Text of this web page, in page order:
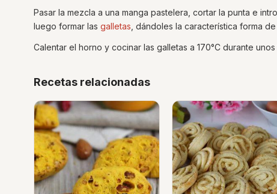
Pasar la mezcla a una manga pastelera, cortar la punta e
luego formar las galletas , dándoles la característica forma
Calentar el horno y cocinar las galletas a 170°C durante
Recetas relacionadas